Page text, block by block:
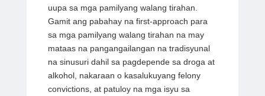
uupa sa mga pamilyang walang tirahan.
Gamit ang pabahay na first-approach para
sa mga pamilyang walang tirahan na may
mataas na pangangailangan na tradisyunal
na sinusuri dahil sa pagdepende sa droga at
alkohol, nakaraan o kasalukuyang felony
convictions, at patuloy na mga isyu sa